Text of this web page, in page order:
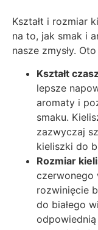
Kształt i rozmiar
na to, jak smak i
nasze zmysły.
Kształt
lepsze
aromaty i
smaku.
zazwyczaj
kieliszki do
Rozmiar
czerwonego
rozwinięcie
do białego